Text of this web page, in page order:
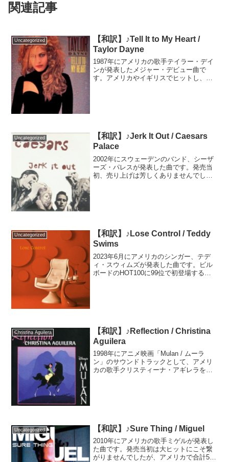
関連記事
Uncategorized
【和訳】♪Tell It to My Heart /
Taylor Dayne
1987年にアメリカの歌手テイラー・デイ
ンが発表したメジャー・デビュー曲で
す。アメリカやイギリスでヒットし、グ
Uncategorized
【和訳】♪Jerk It Out / Caesars
Palace
2002年にスウェーデンのバンド、シーザ
ーズ・パレスが発表した曲です。発売当
初、売り上げは芳しくありませんでした
Uncategorized
【和訳】♪Lose Control / Teddy
Swims
2023年6月にアメリカのシンガー、テデ
ィ・スウィムズが発表した曲です。ビル
ボードのHOT100に99位で初登場する
Christina Aguilera
【和訳】♪Reflection / Christina
Aguilera
1998年にアニメ映画「Mulan / ムーラ
ン」のサウンドトラックとして、アメリ
カの歌手クリスティーナ・アギレラをボ
Uncategorized 【和訳】♪Sure Thing / Miguel
2010年にアメリカの歌手ミゲルが発表し
た曲です。発売当初は大ヒットにこそ繋
がりませんでしたが、アメリカで合計50